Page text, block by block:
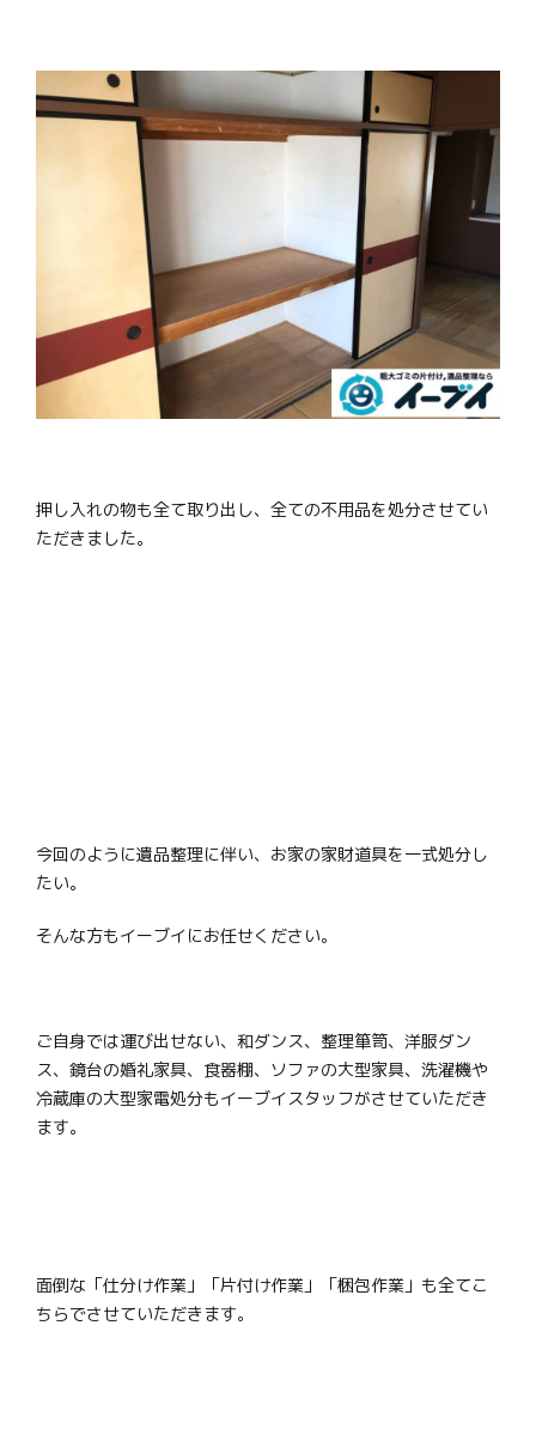
押し入れの物も全て取り出し、全ての不用品を処分させてい
ただきました。
今回のように遺品整理に伴い、お家の家財道具を一式処分し
たい。
そんな方もイーブイにお任せください。
ご自身では運び出せない、和ダンス、整理箪笥、洋服ダン
ス、鏡台の婚礼家具、食器棚、ソファの大型家具、洗濯機や
冷蔵庫の大型家電処分もイーブイスタッフがさせていただき
ます。
面倒な「仕分け作業」「片付け作業」「梱包作業」も全てこ
ちらでさせていただきます。